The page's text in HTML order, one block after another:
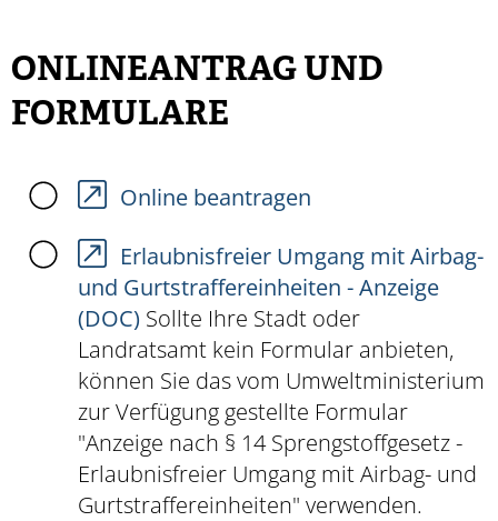
ONLINEANTRAG UND
FORMULARE
Online beantragen
Erlaubnisfreier Umgang mit Airbag-
und Gurtstraffereinheiten - Anzeige
(DOC) Sollte Ihre Stadt oder
Landratsamt kein Formular anbieten,
können Sie das vom Umweltministerium
zur Verfügung gestellte Formular
"Anzeige nach § 14 Sprengstoffgesetz -
Erlaubnisfreier Umgang mit Airbag- und
Gurtstraffereinheiten" verwenden.